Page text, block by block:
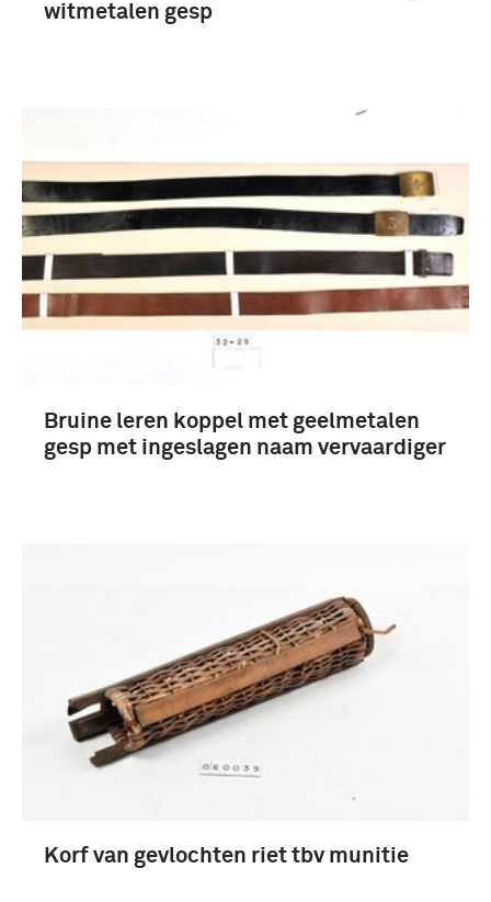
Tweede Wereldoorlog (1939-1945) (8142)
1901-1950 (343)
Bezetting (1940-1945) (303)
Interbellum (1918-1939) (237)
Meer
Alle dienstvakken (313)
artillerie (305)
Nederland (1090)
Derde Rijk (1933-1945) (387)
Verenigde Staten van Amerika (346)
witmetalen gesp
Bruine leren koppel met geelmetalen
gesp met ingeslagen naam vervaardiger
Korf van gevlochten riet tbv munitie